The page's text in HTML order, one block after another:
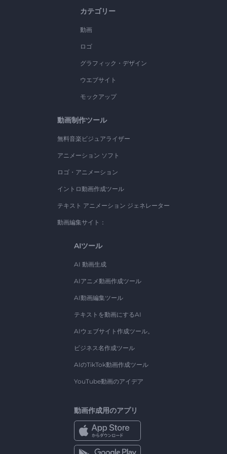
カテゴリー
動画
ロゴ
グラフィック・デザイン
ウエブサイト
モックアップ
動画制作ツール
無料音楽ビジュアライザー
アニメーション ソフト
ロゴ・アニメーション
イントロ動画作成ツール
テキスト アニメーション ジェネレーター
動画編集サイト：
AIツール
AI 動画生成
AIアニメ動画作成ツール
AI動画編集ツール
テキストを動画にするAI
AIウェブサイト作成ツール。
ビジネス名作成ツール
AIのTikTok動画作成ツール
YouTube動画のアイデア
動画作成用のアプリ